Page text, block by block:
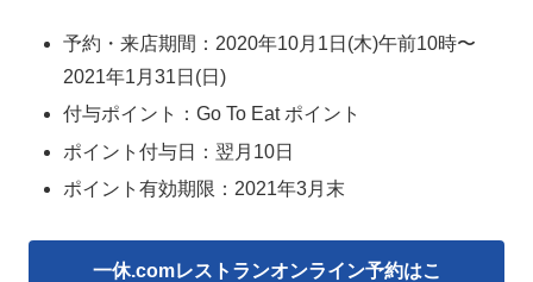
予約・来店期間：2020年10月1日(木)午前10時〜
2021年1月31日(日)
付与ポイント：Go To Eat ポイント
ポイント付与日：翌月10日
ポイント有効期限：2021年3月末
一休.comレストランオンライン予約はこ